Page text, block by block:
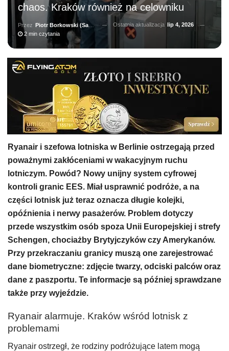
chaos. Kraków również na celowniku
Przez Piotr Borkowski (Salernitano) Ostatnia aktualizacja lip 4, 2026
2 min czytania
Ryanair i szefowa lotniska w Berlinie ostrzegają przed
poważnymi zakłóceniami w wakacyjnym ruchu
lotniczym. Powód? Nowy unijny system cyfrowej
kontroli granic EES. Miał usprawnić podróże, a na
części lotnisk już teraz oznacza długie kolejki,
opóźnienia i nerwy pasażerów. Problem dotyczy
przede wszystkim osób spoza Unii Europejskiej i strefy
Schengen, chociażby Brytyjczyków czy Amerykanów.
Przy przekraczaniu granicy muszą one zarejestrować
dane biometryczne: zdjęcie twarzy, odciski palców oraz
dane z paszportu. Te informacje są później sprawdzane
także przy wyjeździe.
Ryanair alarmuje. Kraków wśród lotnisk z
problemami
Ryanair ostrzegł, że rodziny podróżujące latem mogą